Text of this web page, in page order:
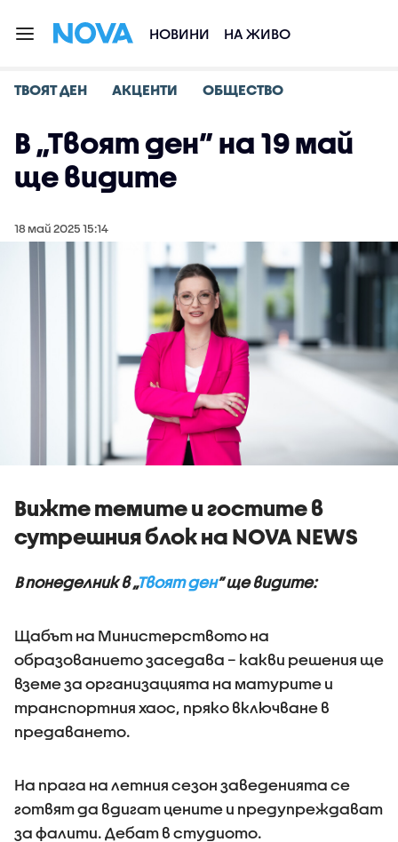
НОВИНИ НА ЖИВО
ТВОЯТ ДЕН АКЦЕНТИ ОБЩЕСТВО
В „Твоят ден” на 19 май
ще видите
18 май 2025 15:14
Вижте темите и гостите в
сутрешния блок на NOVA NEWS
В понеделник в „Твоят ден” ще видите:
Щабът на Министерството на
образованието заседава – какви решения ще
вземе за организацията на матурите и
транспортния хаос, пряко включване в
предаването.
На прага на летния сезон заведенията се
готвят да вдигат цените и предупреждават
за фалити. Дебат в студиото.